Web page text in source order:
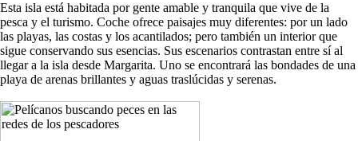
Esta isla está habitada por gente amable y tranquila que vive de la
pesca y el turismo. Coche ofrece paisajes muy diferentes: por un lado
las playas, las costas y los acantilados; pero también un interior que
sigue conservando sus esencias. Sus escenarios contrastan entre sí al
llegar a la isla desde Margarita. Uno se encontrará las bondades de una
playa de arenas brillantes y aguas traslúcidas y serenas.